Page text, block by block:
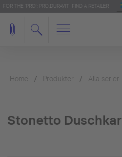
FOR THE 'PRO': PRO.DURAVIT FIND A RETAILER
Home Produkter Alla serier
Stonetto Duschkar